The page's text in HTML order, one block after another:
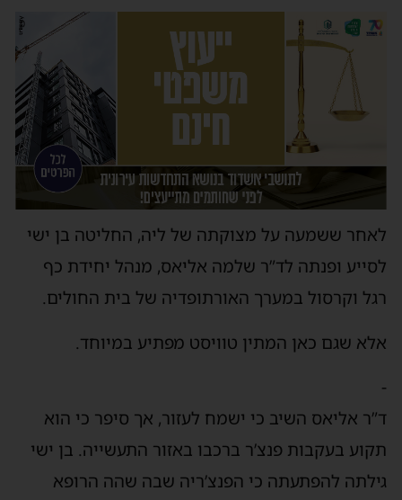
לאחר ששמעה על מצוקתה של ליה, החליטה בן ישי
לסייע ופנתה לד”ר שלמה אליאס, מנהל יחידת כף
רגל וקרסול במערך האורתופדיה של בית החולים.
אלא שגם כאן המתין טוויסט מפתיע במיוחד.
-
ד”ר אליאס השיב כי ישמח לעזור, אך סיפר כי הוא
תקוע בעקבות פנצ’ר ברכבו באזור התעשייה. בן ישי
גילתה להפתעתה כי הפנצ’ריה שבה שהה הרופא